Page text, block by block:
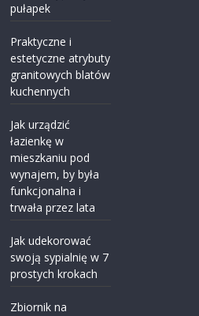
pułapek
Praktyczne i
estetyczne atrybuty
granitowych blatów
kuchennych
Jak urządzić
łazienkę w
mieszkaniu pod
wynajem, by była
funkcjonalna i
trwała przez lata
Jak udekorować
swoją sypialnię w 7
prostych krokach
Zbiornik na